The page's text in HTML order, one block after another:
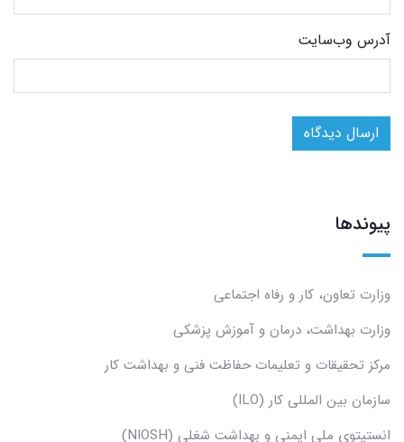
آدرس وب‌سایت
ارسال دیدگاه
پیوندها
وزارت تعاون، کار و رفاه اجتماعی
وزارت بهداشت، درمان و آموزش پزشکی
مرکز تحقیقات و تعلیمات حفاظت فنی و بهداشت کار
سازمان بین المللی کار (ILO)
انستیتوی ملی ایمنی و بهداشت شغلی (NIOSH)